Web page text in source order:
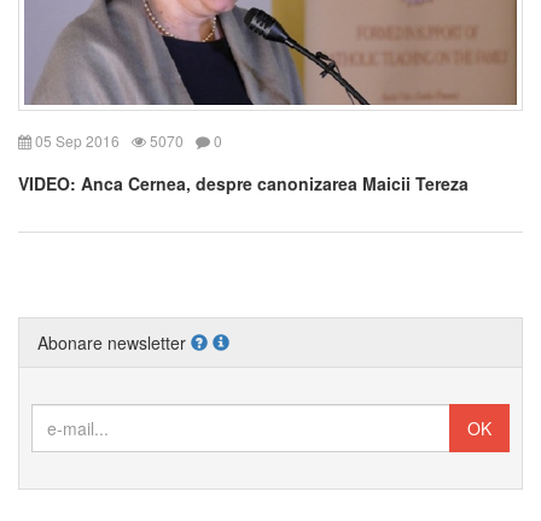
05 Sep 2016 5070 0
VIDEO: Anca Cernea, despre canonizarea Maicii Tereza
Abonare newsletter